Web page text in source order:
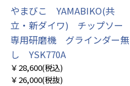
やまびこ YAMABIKO(共
立・新ダイワ) チップソー
専用研磨機 グラインダー無
し YSK770A
￥28,600(税込)
￥26,000(税抜)